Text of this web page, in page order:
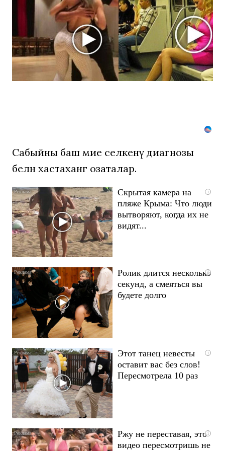
секунд,
но
вы
будете
в
шоке
Сабыйны баш мие селкенү диагнозы
белән хастаханәгә озаталар.
i
Скрытая камера на
пляже Крыма: Что люди
вытворяют, когда их не
видят...
i
Ролик длится несколько
секунд, а смеяться вы
будете долго
i
Этот танец невесты
оставит вас без слов!
Пересмотрела 10 раз
i
Ржу не переставая, это
видео пересмотришь не